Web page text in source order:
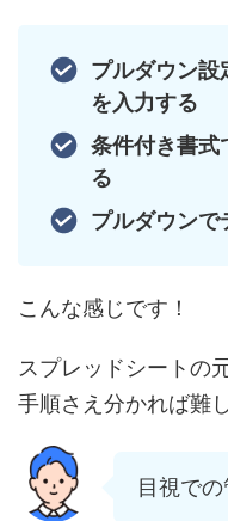
プルダウン設
を入力する
条件付き書式
る
プルダウンで
こんな感じです！
スプレッドシートの
手順さえ分かれば難
目視で